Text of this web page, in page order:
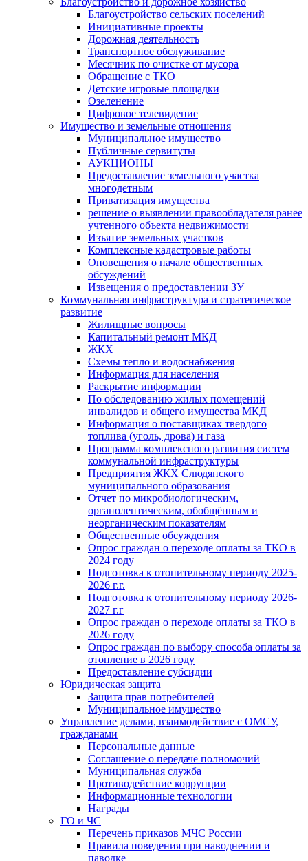
Благоустройство сельских поселений
Инициативные проекты
Дорожная деятельность
Транспортное обслуживание
Месячник по очистке от мусора
Обращение с ТКО
Детские игровые площадки
Озеленение
Цифровое телевидение
Имущество и земельные отношения
Муниципальное имущество
Публичные сервитуты
АУКЦИОНЫ
Предоставление земельного участка
многодетным
Приватизация имущества
решение о выявлении правообладателя ранее
учтенного объекта недвижимости
Изъятие земельных участков
Комплексные кадастровые работы
Оповещения о начале общественных
обсуждений
Извещения о предоставлении ЗУ
Коммунальная инфраструктура и стратегическое
развитие
Жилищные вопросы
Капитальный ремонт МКД
ЖКХ
Схемы тепло и водоснабжения
Информация для населения
Раскрытие информации
По обследованию жилых помещений
инвалидов и общего имущества МКД
Информация о поставщиках твердого
топлива (уголь, дрова) и газа
Программа комплексного развития систем
коммунальной инфраструктуры
Предприятия ЖКХ Слюдянского
муниципального образования
Отчет по микробиологическим,
органолептическим, обобщённым и
неорганическим показателям
Общественные обсуждения
Опрос граждан о переходе оплаты за ТКО в
2024 году
Подготовка к отопительному периоду 2025-
2026 г.г.
Подготовка к отопительному периоду 2026-
2027 г.г
Опрос граждан о переходе оплаты за ТКО в
2026 году
Опрос граждан по выбору способа оплаты за
отопление в 2026 году
Предоставление субсидии
Юридическая защита
Защита прав потребителей
Муниципальное имущество
Управление делами, взаимодействие с ОМСУ,
гражданами
Персональные данные
Соглашение о передаче полномочий
Муниципальная служба
Противодействие коррупции
Информационные технологии
Награды
ГО и ЧС
Перечень приказов МЧС России
Правила поведения при наводнении и
паводке